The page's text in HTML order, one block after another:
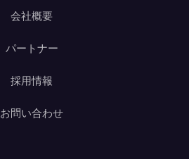
会社概要
パートナー
採用情報
お問い合わせ